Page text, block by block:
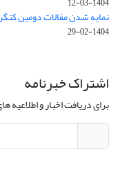
نمایه شدن مقالات دومین
1404-02-29
اشتراک خبرنامه
برای دریافت اخبار و